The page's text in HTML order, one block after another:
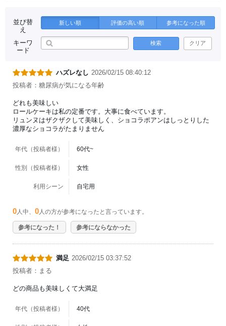
並び替
え
新しい順 評価の高い順 参考になった順
キーワ
ード
検索 クリア
ハズレなし 2026/02/15 08:40:12
投稿者：糖尿病が気になる年齢
どれも美味しい
ロールケーキは私の定番です。大事に食べています。
リュンヌはザクザクして美味しく、ショコラポアンはしっとりした
濃厚なショコラがたまりません
年代（投稿者様） 60代~
性別（投稿者様） 女性
利用シーン 自宅用
0 人中、 0 人の方が参考になったと言っています。
参考になった！ 参考にならなかった
満足 2026/02/15 03:37:52
投稿者：まる
どの商品も美味しくて大満足
年代（投稿者様） 40代